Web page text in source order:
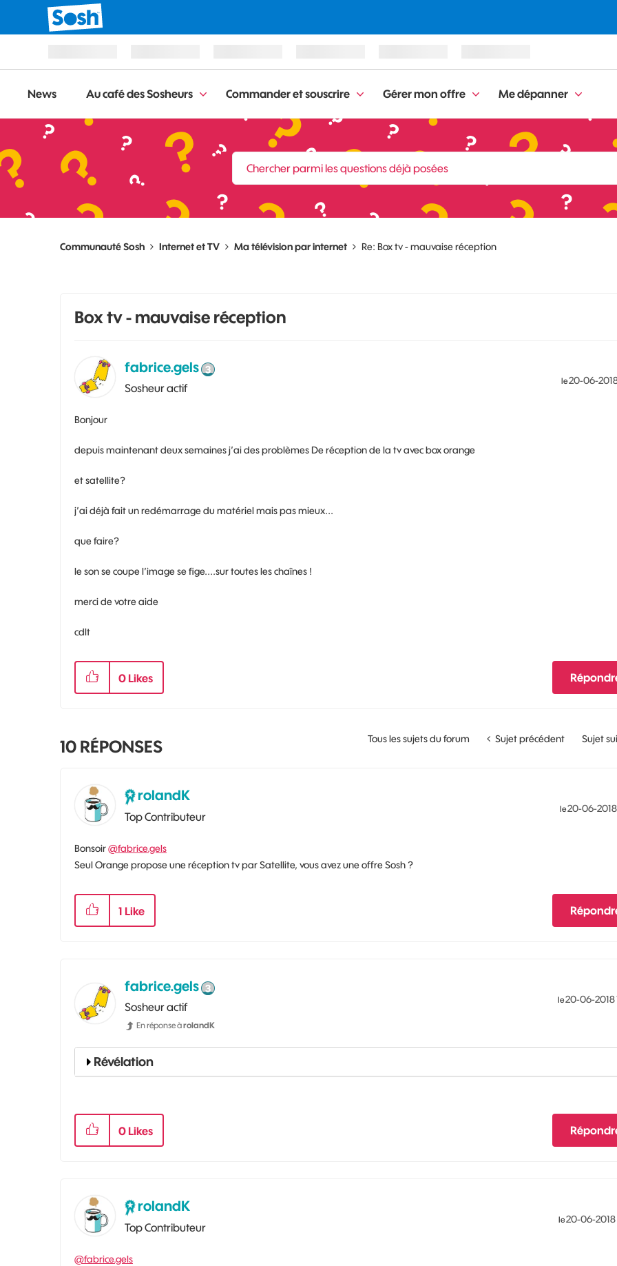
News Au café des Sosheurs Commander et souscrire Gérer mon offre Me dépanner
Communauté Sosh Internet et TV Ma télévision par internet Re: Box tv - mauvaise réception
Box tv - mauvaise réception
fabrice.gels
Sosheur actif
le‎20-06-
Bonjour
depuis maintenant deux semaines j’ai des problèmes De réception de la tv avec box orange
et satellite?
j’ai déjà fait un redémarrage du matériel mais pas mieux...
que faire?
le son se coupe l’image se fige....sur toutes les chaînes !
merci de votre aide
cdlt
0 Likes
Tous les sujets du forum Sujet précédent Sujet
10 RÉPONSES
rolandK
Top Contributeur
le‎20-06-2018
Bonsoir@fabrice.gels
Seul Orange propose une réception tv par Satellite, vous avez une offre Sosh ?
1 Like
fabrice.gels
Sosheur actif
En réponse àrolandK
le‎20-06-2018
Révélation
0 Likes
rolandK
Top Contributeur
le‎20-06-2018
@fabrice.gels